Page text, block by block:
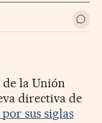
Ir a
la Unión
directiva de
sus siglas